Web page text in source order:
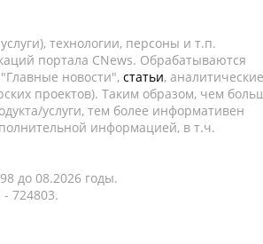
технологии, персоны и т.п.
портала CNews. Обрабатываются
новости", статьи, аналитические
проектов). Таким образом, чем
услуги, тем более информативен
информацией, в т.ч.
до 08.2026 годы.
724803.